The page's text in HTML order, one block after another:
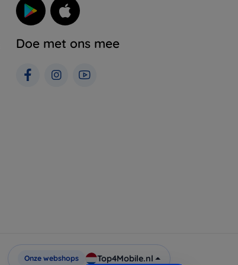
Doe met ons mee
Onze webshops Top4Mobile.nl